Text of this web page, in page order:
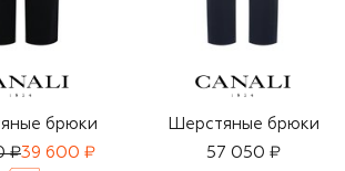
брюки
₽39 600 ₽
Шерстяные брюки
57 050 ₽